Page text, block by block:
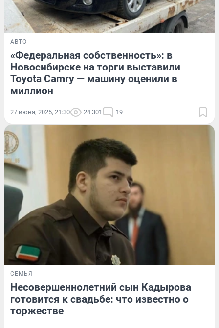
АВТО
«Федеральная собственность»: в
Новосибирске на торги выставили
Toyota Camry — машину оценили в
миллион
27 июня, 2025, 21:30 24 301 19
СЕМЬЯ
Несовершеннолетний сын Кадырова
готовится к свадьбе: что известно о
торжестве